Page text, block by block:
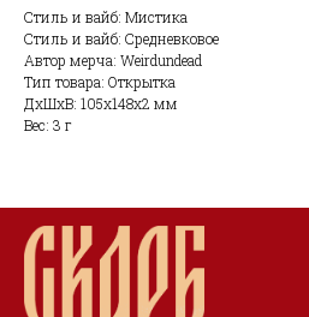
Стиль и вайб: Мистика
Стиль и вайб: Средневковое
Автор мерча: Weirdundead
Тип товара: Открытка
ДxШxВ: 105x148x2 мм
Вес: 3 г